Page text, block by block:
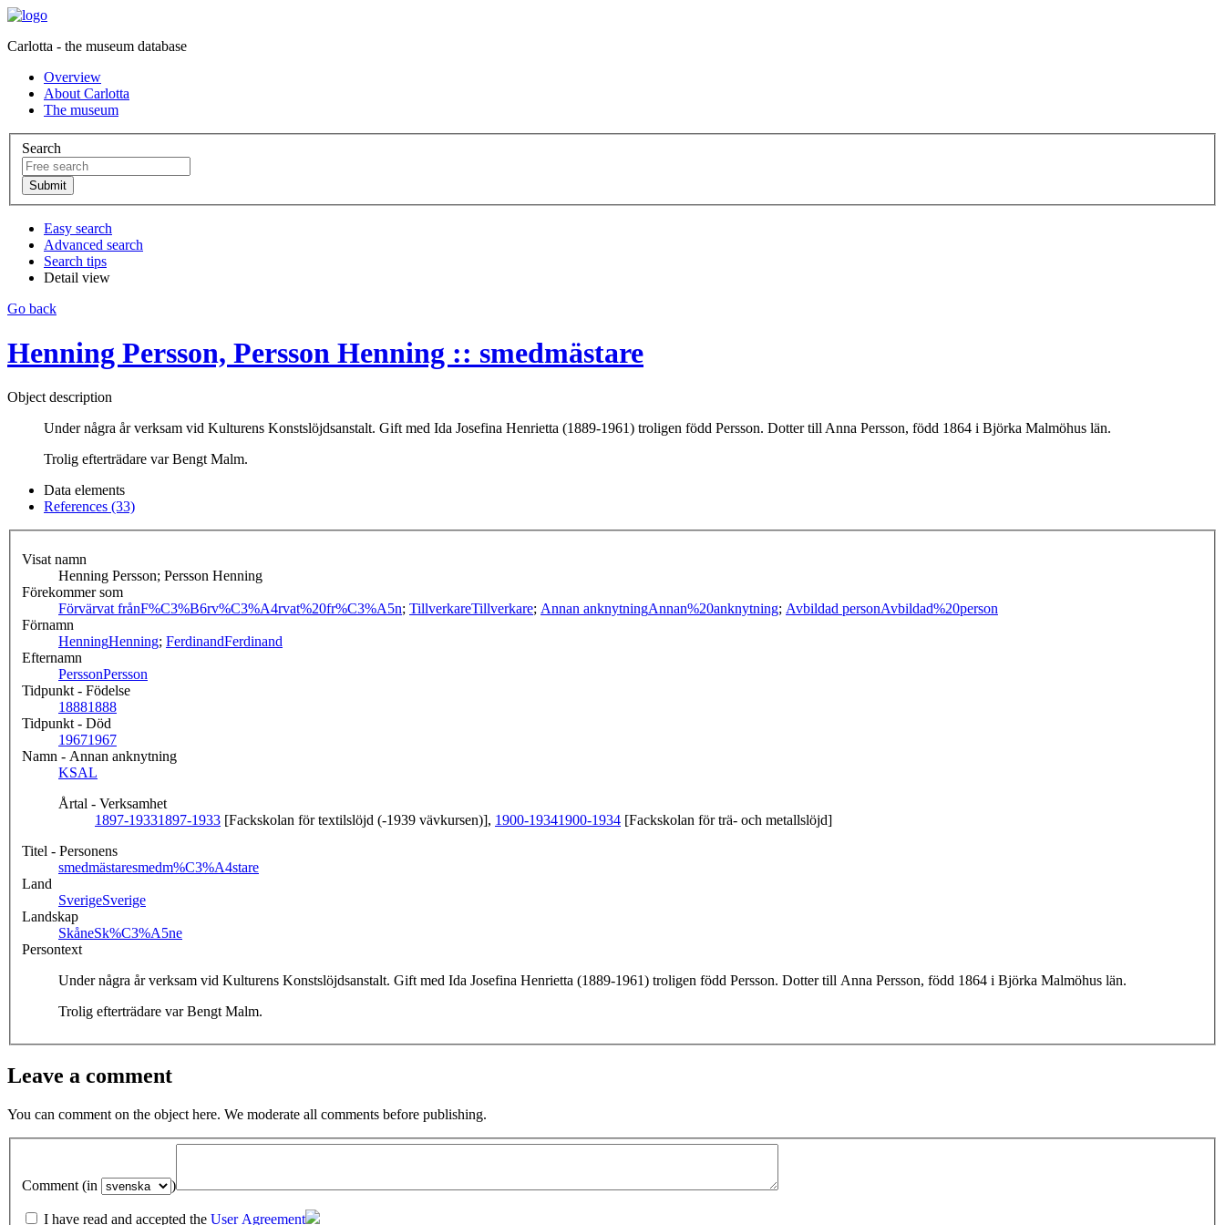
Carlotta - the museum database
Overview
About Carlotta
The museum
Search
Easy search
Advanced search
Search tips
Detail view
Go back
Henning Persson, Persson Henning :: smedmästare
Object description
Under några år verksam vid Kulturens Konstslöjdsanstalt. Gift med Ida Josefina Henrietta (1889-1961) troligen född Persson. Dotter till Anna Persson, född 1864 i Björka Malmöhus län.
Trolig efterträdare var Bengt Malm.
Data elements
References (33)
Visat namn
Henning Persson; Persson Henning
Förekommer som
Förvärvat frånF%C3%B6rv%C3%A4rvat%20fr%C3%A5n; TillverkareTillverkare; Annan anknytningAnnan%20anknytning; Avbildad personAvbildad%20person
Förnamn
HenningHenning; FerdinandFerdinand
Efternamn
PerssonPersson
Tidpunkt - Födelse
18881888
Tidpunkt - Död
19671967
Namn - Annan anknytning
KSAL
Årtal - Verksamhet
1897-19331897-1933 [Fackskolan för textilslöjd (-1939 vävkursen)], 1900-19341900-1934 [Fackskolan för trä- och metallslöjd]
Titel - Personens
smedmästaresmedm%C3%A4stare
Land
SverigeSverige
Landskap
SkåneSk%C3%A5ne
Persontext
Under några år verksam vid Kulturens Konstslöjdsanstalt. Gift med Ida Josefina Henrietta (1889-1961) troligen född Persson. Dotter till Anna Persson, född 1864 i Björka Malmöhus län.
Trolig efterträdare var Bengt Malm.
Leave a comment
You can comment on the object here. We moderate all comments before publishing.
Comment (in )
I have read and accepted the User Agreement